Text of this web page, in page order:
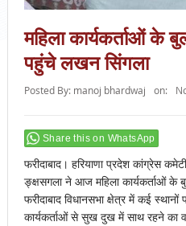
महिला कार्यकर्ताओं के
पहुंचे लखन सिंगला
Posted By: manoj bhardwaj on:
Share this on WhatsApp
फरीदाबाद। हरियाणा प्रदेश कांग्रेस
ङ्क्षसगला ने आज महिला कार्यकर्ताओं के
फरीदाबाद विधानसभा क्षेत्र में कई
कार्यकर्ताओं से सुख दुख में साथ रहने का